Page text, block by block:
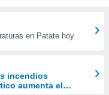
en Patate hoy
incendios
aumenta el